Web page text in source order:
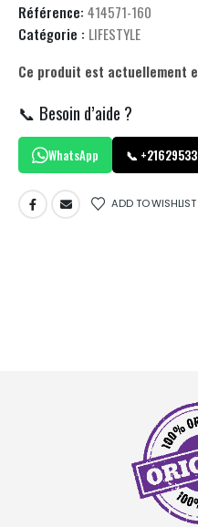
Référence: 414571-160
Catégorie : LIFESTYLE
Ce produit est actuellement
📞 Besoin d’aide ?
WhatsApp 📞
ADD TO WISHLIST